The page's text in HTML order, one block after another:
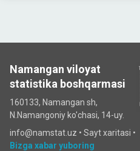
Namangan viloyat
statistika boshqarmasi
160133, Namangan sh,
N.Namangoniy ko'chasi, 14-uy.
info@namstat.uz • Sayt xaritasi •
Bizga xabar yuboring